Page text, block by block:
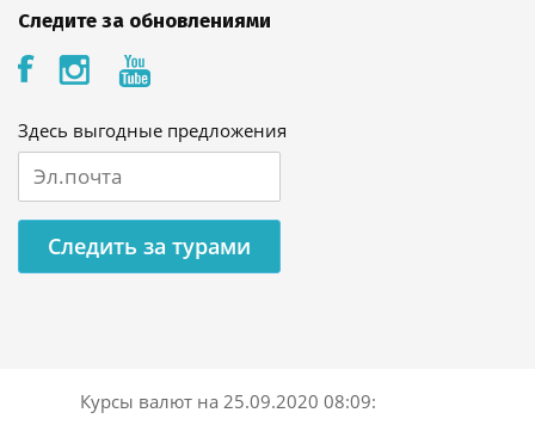
Следите за обновлениями
Здесь выгодные предложения
Следить за турами
Курсы валют на 25.09.2020 08:09: